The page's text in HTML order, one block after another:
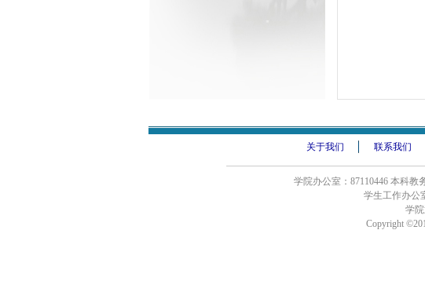
关于我们 联系我们
学院办公室：87110446 本科教
学生工作办公
学
Copyright